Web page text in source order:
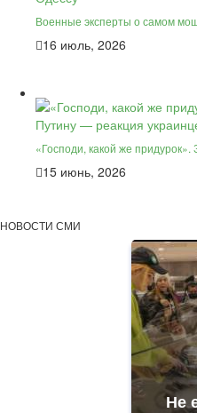
Военные эксперты о самом
16 июль, 2026
«Господи, какой же придурок».
15 июнь, 2026
НОВОСТИ СМИ
Не